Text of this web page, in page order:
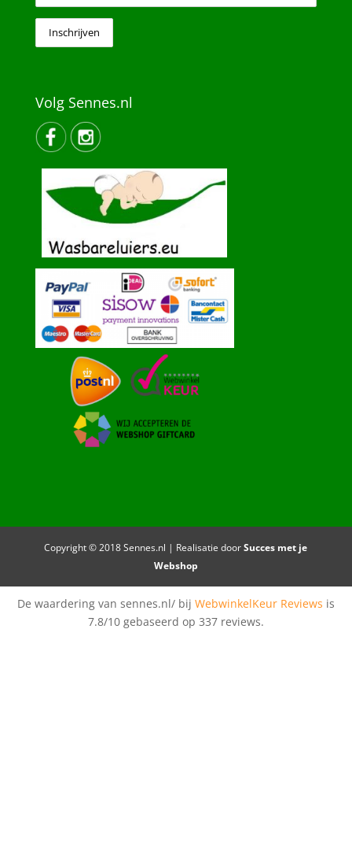
Volg Sennes.nl
Copyright © 2018 Sennes.nl | Realisatie doorSucces met je
Webshop
De waardering van sennes.nl/ bij WebwinkelKeur Reviews is
7.8/10 gebaseerd op 337 reviews.